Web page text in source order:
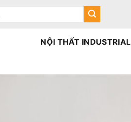
NỘI THẤT INDUSTRIAL